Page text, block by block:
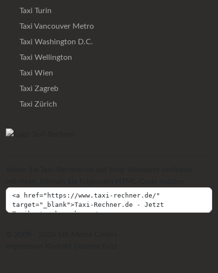
Taxi Turin
Taxi Vancouver Metro
Taxi Washington D.C.
Taxi Wellington
Taxi Wien
Taxi Zagreb
Taxi Zürich